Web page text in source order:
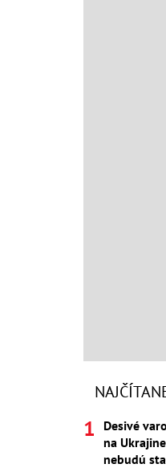
Desivé
na
nebudú